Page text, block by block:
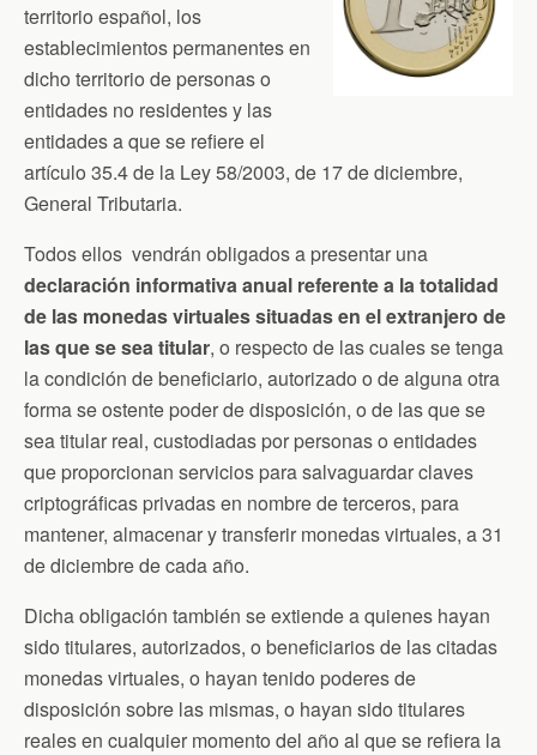
territorio español, los
establecimientos permanentes en
dicho territorio de personas o
entidades no residentes y las
entidades a que se refiere el
artículo 35.4 de la Ley 58/2003, de 17 de diciembre,
General Tributaria.
Todos ellos vendrán obligados a presentar una
declaración informativa anual referente a la totalidad
de las monedas virtuales situadas en el extranjero de
las que se sea titular, o respecto de las cuales se tenga
la condición de beneficiario, autorizado o de alguna otra
forma se ostente poder de disposición, o de las que se
sea titular real, custodiadas por personas o entidades
que proporcionan servicios para salvaguardar claves
criptográficas privadas en nombre de terceros, para
mantener, almacenar y transferir monedas virtuales, a 31
de diciembre de cada año.
Dicha obligación también se extiende a quienes hayan
sido titulares, autorizados, o beneficiarios de las citadas
monedas virtuales, o hayan tenido poderes de
disposición sobre las mismas, o hayan sido titulares
reales en cualquier momento del año al que se refiera la